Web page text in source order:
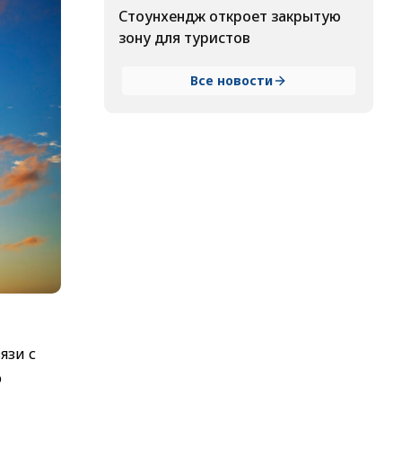
с
Стоунхендж откроет закрытую
зону для туристов
Все новости